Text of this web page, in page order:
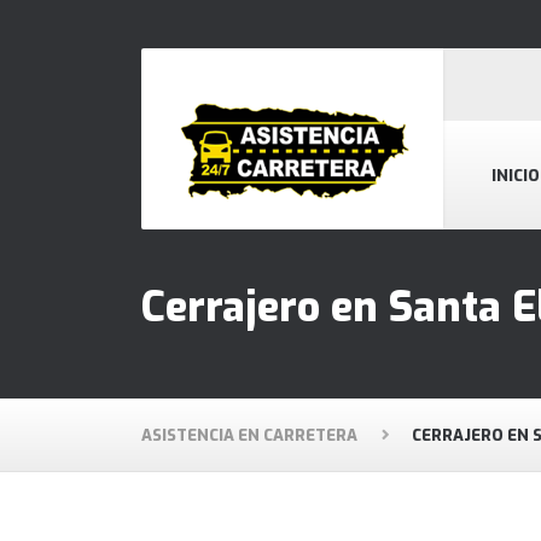
INICIO
Cerrajero en Santa
ASISTENCIA EN CARRETERA CERRAJERO EN